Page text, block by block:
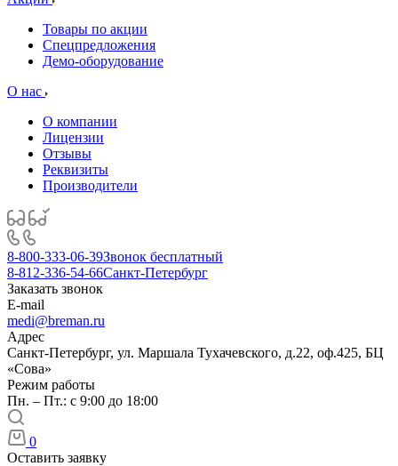
Товары по акции
Спецпредложения
Демо-оборудование
О нас
О компании
Лицензии
Отзывы
Реквизиты
Производители
8-800-333-06-39Звонок бесплатный
8-812-336-54-66Санкт-Петербург
Заказать звонок
E-mail
medi@breman.ru
Адрес
Санкт-Петербург, ул. Маршала Тухачевского, д.22, оф.425, БЦ
«Сова»
Режим работы
Пн. – Пт.: с 9:00 до 18:00
0
Оставить заявку